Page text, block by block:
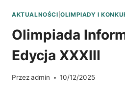
AKTUALNOŚCI |OLIMPIADY I
Olimpiada
Edycja XXXIII
Przezadmin 10/12/2025